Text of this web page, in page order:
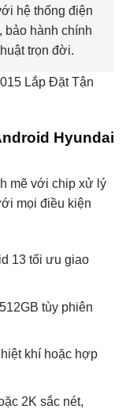
hệ thống điện
bảo hành chính
trọn đời.
Hyundai
mẽ với chip xử lý
mọi điều kiện
13 tối ưu giao
tùy phiên
khí hoặc hợp
2K sắc nét,